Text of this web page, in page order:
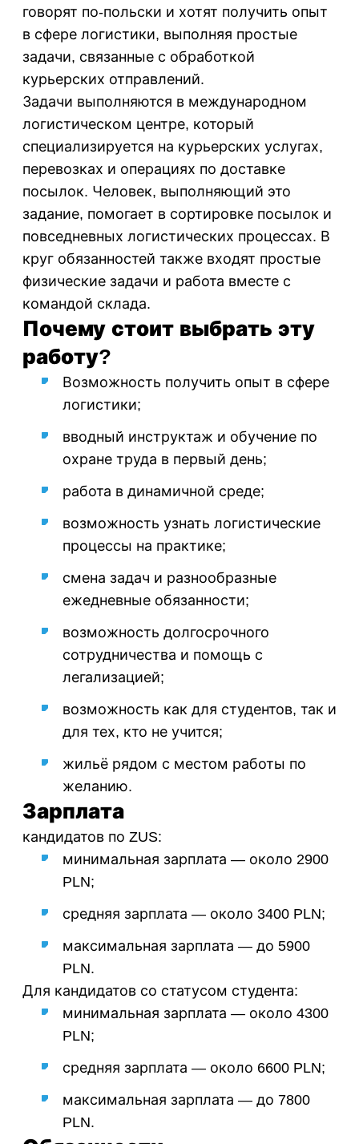
говорят по-польски и хотят получить опыт
в сфере логистики, выполняя простые
задачи, связанные с обработкой
курьерских отправлений.
Задачи выполняются в международном
логистическом центре, который
специализируется на курьерских услугах,
перевозках и операциях по доставке
посылок. Человек, выполняющий это
задание, помогает в сортировке посылок и
повседневных логистических процессах. В
круг обязанностей также входят простые
физические задачи и работа вместе с
командой склада.
Почему стоит выбрать эту
работу?
Возможность получить опыт в сфере
логистики;
вводный инструктаж и обучение по
охране труда в первый день;
работа в динамичной среде;
возможность узнать логистические
процессы на практике;
смена задач и разнообразные
ежедневные обязанности;
возможность долгосрочного
сотрудничества и помощь с
легализацией;
возможность как для студентов, так и
для тех, кто не учится;
жильё рядом с местом работы по
желанию.
Зарплата
кандидатов по ZUS:
минимальная зарплата — около 2900
PLN;
средняя зарплата — около 3400 PLN;
максимальная зарплата — до 5900
PLN.
Для кандидатов со статусом студента:
минимальная зарплата — около 4300
PLN;
средняя зарплата — около 6600 PLN;
максимальная зарплата — до 7800
PLN.